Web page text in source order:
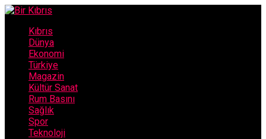
Kıbrıs
Dünya
Ekonomi
Türkiye
Magazin
Kültür Sanat
Rum Basını
Sağlık
Spor
Teknoloji